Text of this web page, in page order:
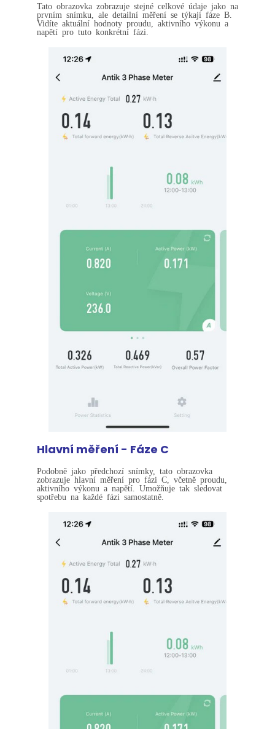
Tato obrazovka zobrazuje stejné celkové údaje jako na
prvním snímku, ale detailní měření se týkají fáze B.
Vidíte aktuální hodnoty proudu, aktivního výkonu a
napětí pro tuto konkrétní fázi.
Hlavní měření - Fáze C
Podobně jako předchozí snímky, tato obrazovka
zobrazuje hlavní měření pro fázi C, včetně proudu,
aktivního výkonu a napětí. Umožňuje tak sledovat
spotřebu na každé fázi samostatně.